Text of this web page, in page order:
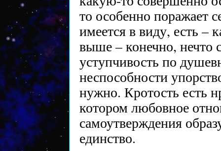
то особенно поражает
имеется в виду, есть –
выше – конечно, нечто
уступчивость по
неспособности
нужно. Кротость есть
котором любовное
самоутверждения
единство.